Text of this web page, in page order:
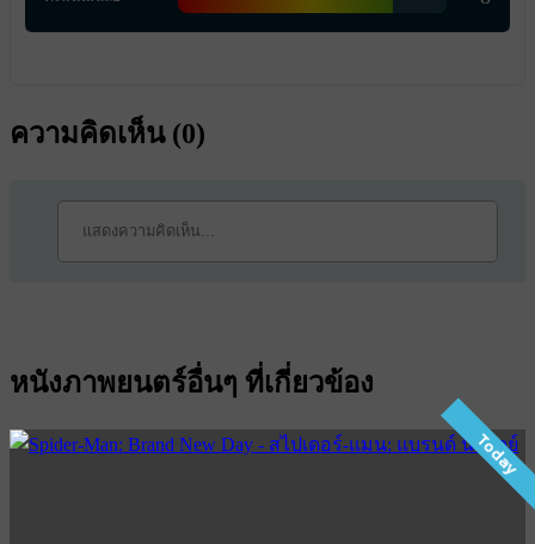
ความคิดเห็น (0)
หนังภาพยนตร์อื่นๆ ที่เกี่ยวข้อง
Today